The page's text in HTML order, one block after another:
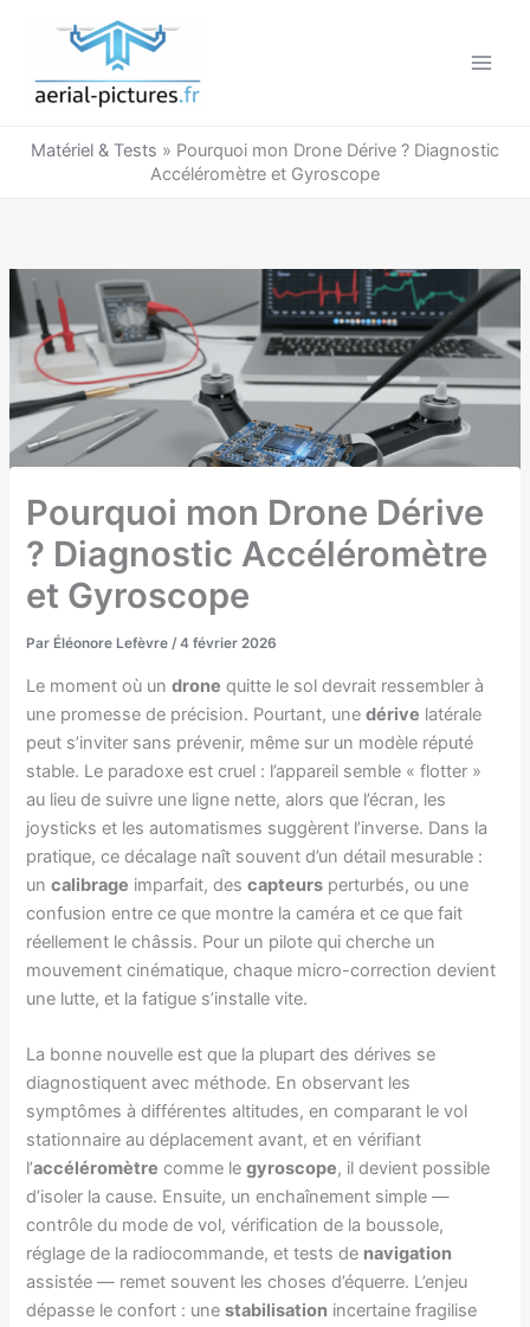
Matériel & Tests » Pourquoi mon Drone Dérive ? Diagnostic
Accéléromètre et Gyroscope
Pourquoi mon Drone Dérive
? Diagnostic Accéléromètre
et Gyroscope
Par Éléonore Lefèvre/4 février 2026
Le moment où undrone quitte le sol devrait ressembler à
une promesse de précision. Pourtant, unedérive latérale
peut s’inviter sans prévenir, même sur un modèle réputé
stable. Le paradoxe est cruel : l’appareil semble « flotter »
au lieu de suivre une ligne nette, alors que l’écran, les
joysticks et les automatismes suggèrent l’inverse. Dans la
pratique, ce décalage naît souvent d’un détail mesurable :
uncalibrage imparfait, descapteurs perturbés, ou une
confusion entre ce que montre la caméra et ce que fait
réellement le châssis. Pour un pilote qui cherche un
mouvement cinématique, chaque micro-correction devient
une lutte, et la fatigue s’installe vite.
La bonne nouvelle est que la plupart des dérives se
diagnostiquent avec méthode. En observant les
symptômes à différentes altitudes, en comparant le vol
stationnaire au déplacement avant, et en vérifiant
l’accéléromètre comme legyroscope, il devient possible
d’isoler la cause. Ensuite, un enchaînement simple —
contrôle du mode de vol, vérification de la boussole,
réglage de la radiocommande, et tests de navigation
assistée — remet souvent les choses d’équerre. L’enjeu
dépasse le confort : unestabilisation incertaine fragilise